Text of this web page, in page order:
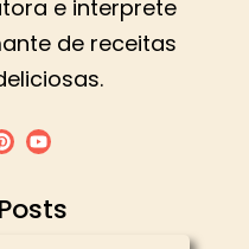
e interprete
de receitas